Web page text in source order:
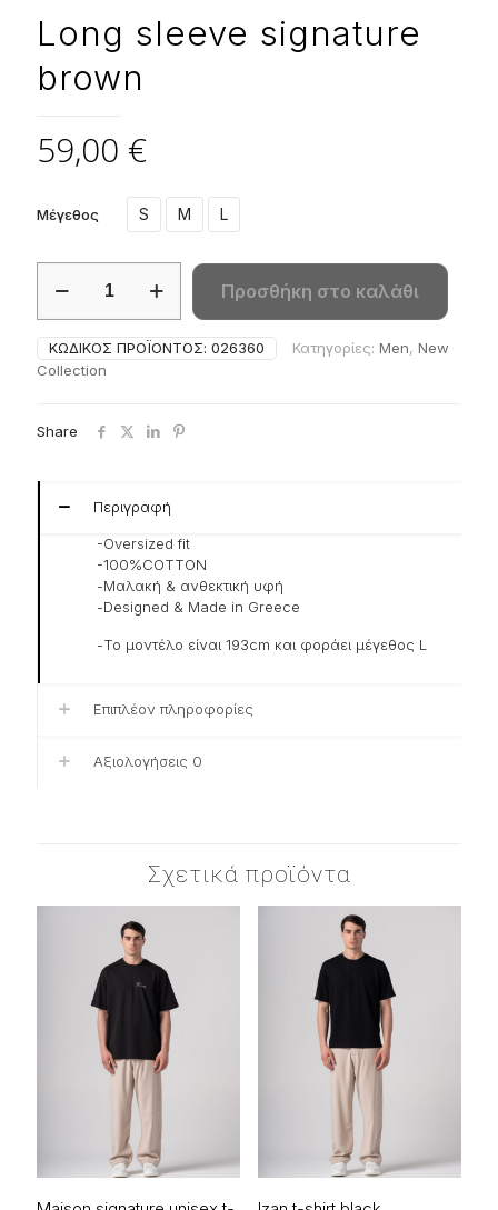
Long sleeve signature
brown
59,00 €
Μέγεθος S M L
sleeve
brown
ποσότητα
Προσθήκη στο καλάθι
ΚΩΔΙΚΌΣ ΠΡΟΪΌΝΤΟΣ: 026360 Κατηγορίες: Men, New
Collection
Share
Περιγραφή
-Oversized fit
-100%COTTON
-Μαλακή & ανθεκτική υφή
-Designed & Made in Greece
-Το μοντέλο είναι 193cm και φοράει μέγεθος L
Επιπλέον πληροφορίες
Αξιολογήσεις 0
Σχετικά προϊόντα